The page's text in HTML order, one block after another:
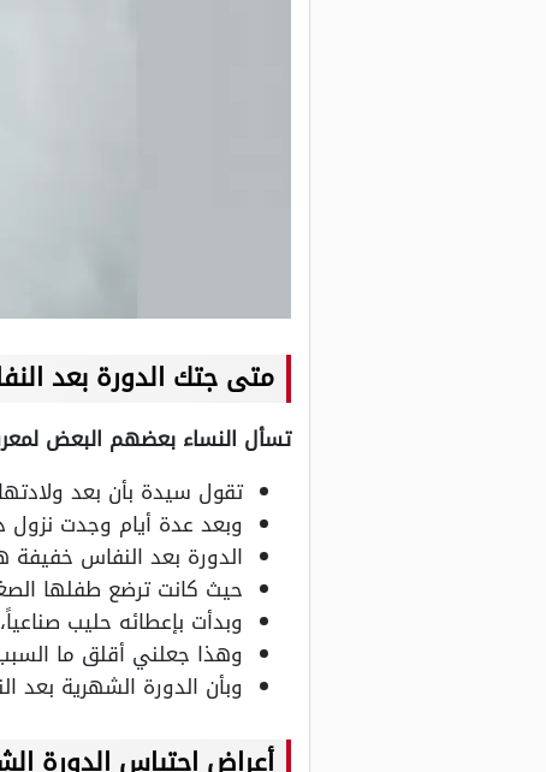
متى جتك الدورة بعد
تسأل النساء بعضهم البعض
تقول سيدة بأن بعد ولادتها انقطعت فترة النفاس
وبعد عدة أيام وجدت
الدورة بعد النفاس
حيث كانت ترضع طفلها
وبدأت بإعطائه حليب
وهذا جعلني أقلق ما
وبأن الدورة الشهرية بعد
أعراض احتباس الدورة